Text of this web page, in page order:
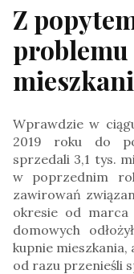
Z
Wprawdzie w
2019 roku do
sprzedali 3,1 tys.
w poprzednim
zawirowań
okresie od
domowych
kupnie
od razu przenieśli